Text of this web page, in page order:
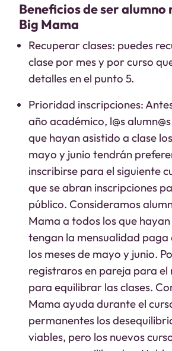
Beneficios de ser alumno
Big Mama
Recuperar clases: puedes
clase por mes y por curso
detalles en el punto 5.
Prioridad inscripciones:
año académico, l@s
que hayan asistido a clase
mayo y junio tendrán
inscribirse para el siguiente
que se abran inscripciones
público. Consideramos
Mama a todos los que
tengan la mensualidad paga
los meses de mayo y junio.
registraros en pareja para el
para equilibrar las clases.
Mama ayuda durante el
permanentes los
viables, pero los nuevos